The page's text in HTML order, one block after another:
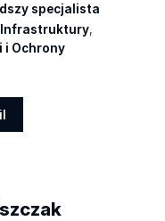
specjalista
Infrastruktury,
i Ochrony